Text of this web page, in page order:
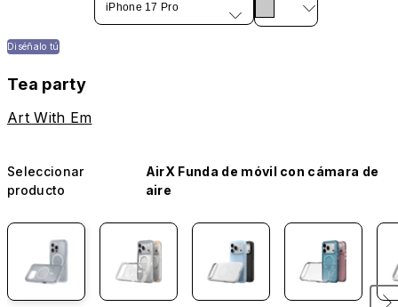
iPhone 17 Pro
Diséñalo tú
Tea party
Art With Em
Seleccionar
producto
AirX Funda de móvil con cámara de
aire